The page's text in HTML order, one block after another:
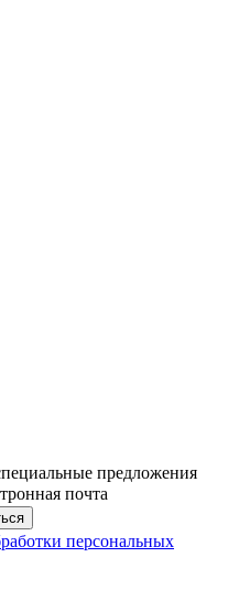
предложения
почта
персональных